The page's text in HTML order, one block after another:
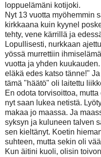
loppuelämäni kotijoki.
Nyt 13 vuotta myöhemmin
kirkkaana kuin kyynel
tehty, vene kärrillä ja
Lopullisesti, nurkkaan
yössä murrettiin
vuotta ja yhden
eläkä edes katso tänne!"
tämä "häätö" oli laitettu
En odota torvisoittoa,
nyt saan lukea netistä.
makaa jo maassa. Ja
syksyn ja kuluneen talven
sen kieltänyt. Koetin
suhteen, mutta sekin oli
Kun äitini kuoli, olisin